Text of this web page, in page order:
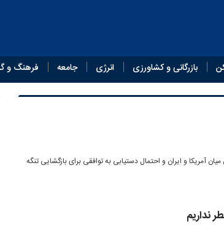
بازرگانی و کشاورزی انرژی جامعه فرهنگ و
آمریکا و ایران و احتمال دستیابی به توافقی برای بازگشایی تنگه
نداریم